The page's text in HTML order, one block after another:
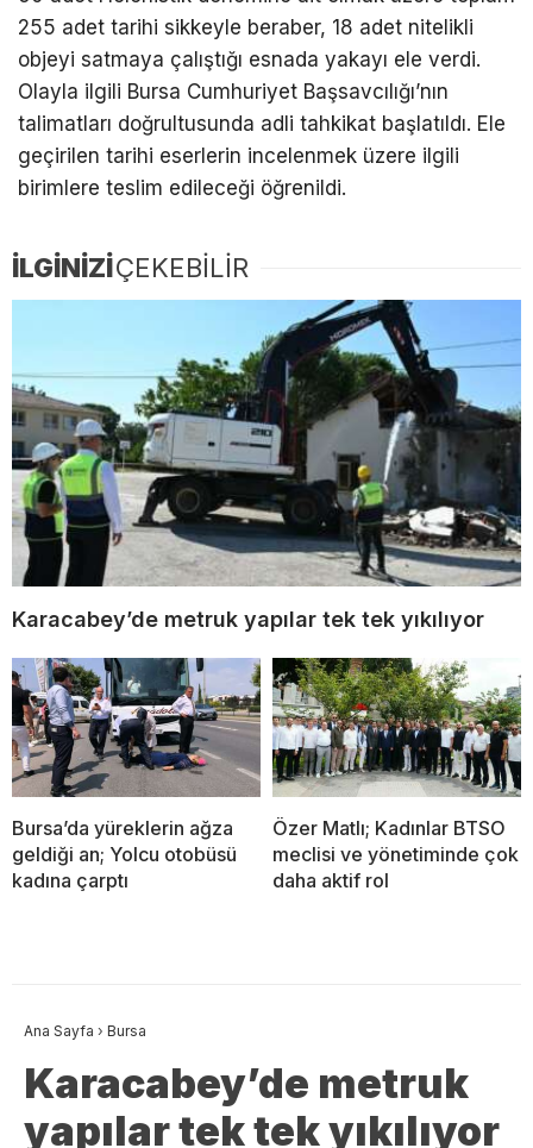
255 adet tarihi sikkeyle beraber, 18 adet nitelikli
objeyi satmaya çalıştığı esnada yakayı ele verdi.
Olayla ilgili Bursa Cumhuriyet Başsavcılığı’nın
talimatları doğrultusunda adli tahkikat başlatıldı. Ele
geçirilen tarihi eserlerin incelenmek üzere ilgili
birimlere teslim edileceği öğrenildi.
İLGİNİZİÇEKEBİLİR
Karacabey’de metruk yapılar tek tek yıkılıyor
Bursa’da yüreklerin ağza
geldiği an; Yolcu otobüsü
kadına çarptı
Özer Matlı; Kadınlar BTSO
meclisi ve yönetiminde çok
daha aktif rol
Ana Sayfa › Bursa
Karacabey’de metruk
yapılar tek tek yıkılıyor